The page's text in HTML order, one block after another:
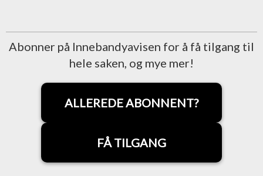
Abonner på Innebandyavisen for å få tilgang til
hele saken, og mye mer!
ALLEREDE ABONNENT?
FÅ TILGANG